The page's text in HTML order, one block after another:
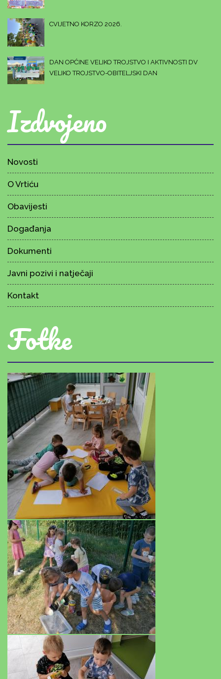
CVIJETNO KORZO 2026.
DAN OPĆINE VELIKO TROJSTVO I AKTIVNOSTI DV
VELIKO TROJSTVO-OBITELJSKI DAN
Izdvojeno
Novosti
O Vrtiću
Obavijesti
Događanja
Dokumenti
Javni pozivi i natječaji
Kontakt
Fotke